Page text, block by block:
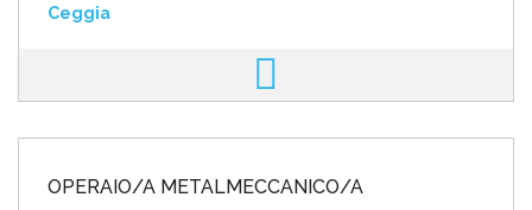
Ceggia
OPERAIO/A METALMECCANICO/A